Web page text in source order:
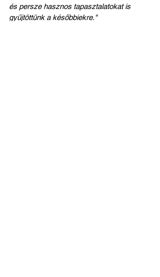
és persze hasznos tapasztalatokat is
gyűjtöttünk a későbbiekre."